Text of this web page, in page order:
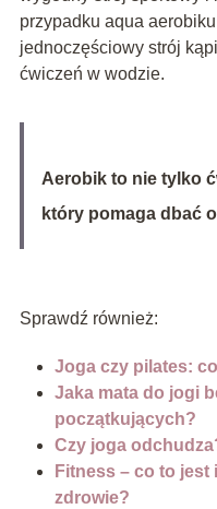
przypadku aqua
jednoczęściowy strój
ćwiczeń w wodzie.
Aerobik to nie tylko
który pomaga dbać
Sprawdź również:
Joga czy pilates:
Jaka mata do jogi
początkujących?
Czy joga
Fitness – co to jest
zdrowie?